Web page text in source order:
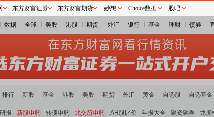
数据 全球 美股 港股 期货 外汇 银行 基金 理财 债券
排行 新股 基金 港股 美股 期货 外汇 黄金 自选股 自选基金
报 新股申购 转债申购 北交所申购 AH股比价 年报大全 融资融券 龙虎
东方财富证券 东方财富期货 妙想 Choice数据 股吧